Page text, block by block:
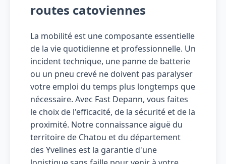
routes catoviennes
La mobilité est une composante essentielle
de la vie quotidienne et professionnelle. Un
incident technique, une panne de batterie
ou un pneu crevé ne doivent pas paralyser
votre emploi du temps plus longtemps que
nécessaire. Avec Fast Depann, vous faites
le choix de l'efficacité, de la sécurité et de la
proximité. Notre connaissance aiguë du
territoire de Chatou et du département
des Yvelines est la garantie d'une